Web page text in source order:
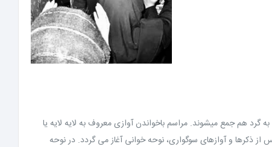
گرد هم جمع میشوند. مراسم باخواندن آوازی معروف به لایه لایه یا
از ذکرها و آوازهای سوگواری، نوحه خوانی آغاز می گردد. در نوحه